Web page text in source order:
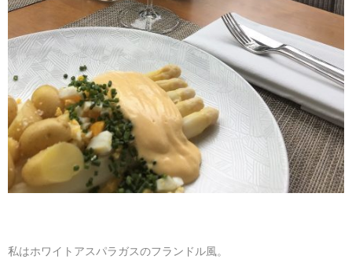
私はホワイトアスパラガスのフランドル風。